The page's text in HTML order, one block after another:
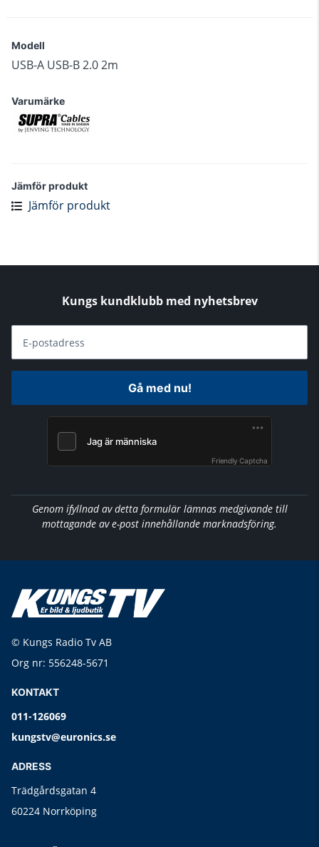
Modell
USB-A USB-B 2.0 2m
Varumärke
Jämför produkt
Jämför produkt
Kungs kundklubb med nyhetsbrev
E-postadress
Gå med nu!
Friendly Captcha
Genom ifyllnad av detta formulär lämnas medgivande till
mottagande av e-post innehållande marknadsföring.
© Kungs Radio Tv AB
Org nr: 556248-5671
KONTAKT
011-126069
kungstv@euronics.se
ADRESS
Trädgårdsgatan 4
60224 Norrköping